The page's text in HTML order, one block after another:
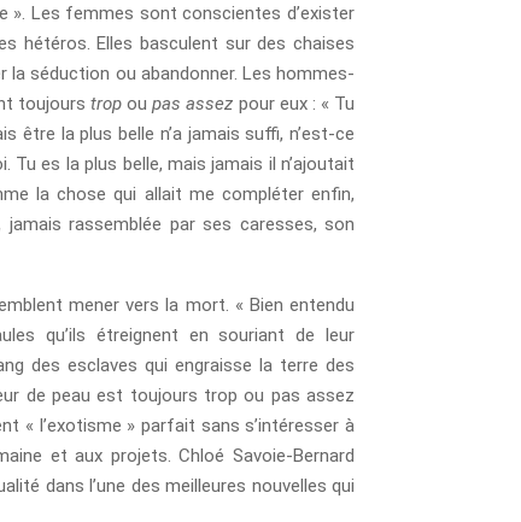
». Les femmes sont conscientes d’exister
hétéros. Elles basculent sur des chaises
séduction ou abandonner. Les hommes-
toujourstrop oupas assez pour eux : « Tu
être la plus belle n’a jamais suffi, n’est-ce
Tu es la plus belle, mais jamais il n’ajoutait
la chose qui allait me compléter enfin,
rassemblée par ses caresses, son
mener vers la mort. « Bien entendu
qu’ils étreignent en souriant de leur
des esclaves qui engraisse la terre des
de peau est toujours trop ou pas assez
« l’exotisme » parfait sans s’intéresser à
et aux projets. Chloé Savoie-Bernard
dans l’une des meilleures nouvelles qui